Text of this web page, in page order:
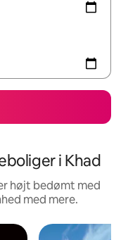
i Khad
højt bedømt med
med mere.